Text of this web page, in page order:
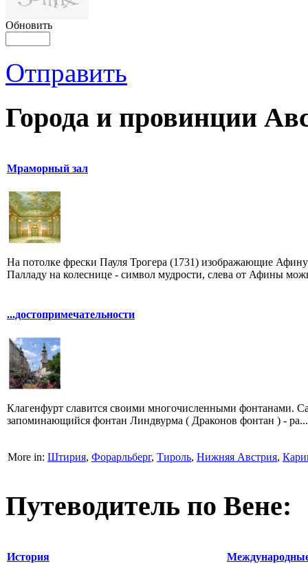
Обновить
Отправить
Города и провинции
Мраморный зал
На потолке фрески Пауля Трогера (1731) изображающие Афину
Палладу на колеснице - символ мудрости, слева от Афины
...достопримечательности
Клагенфурт славится своими многочисленными фонтанами.
запоминающийся фонтан Линдвурма ( Драконов фонтан ) - ра...
More in: Штирия, Форарльберг, Тироль, Нижняя Австрия,
Путеводитель по Вене:
История